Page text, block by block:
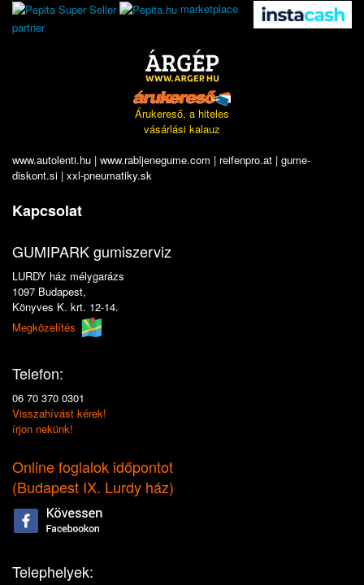
marketplace
partner
Árukereső, a hiteles
vásárlási kalauz
www.autolenti.hu | www.rabljenegume.com | reifenpro.at | gume-
diskont.si | xxl-pneumatiky.sk
Kapcsolat
GUMIPARK gumiszerviz
LURDY ház mélygarázs
1097 Budapest,
Könyves K. krt. 12-14.
Megközelítés
Telefon:
06 70 370 0301
Visszahívást kérek!
írjon nekünk!
Online foglalok időpontot
(Budapest IX. Lurdy ház)
Telephelyek: